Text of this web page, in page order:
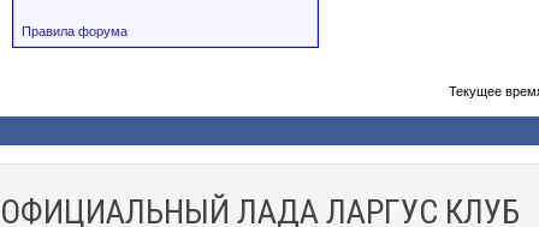
Правила форума
Текущее
ОФИЦИАЛЬНЫЙ ЛАДА ЛАРГУС КЛУБ